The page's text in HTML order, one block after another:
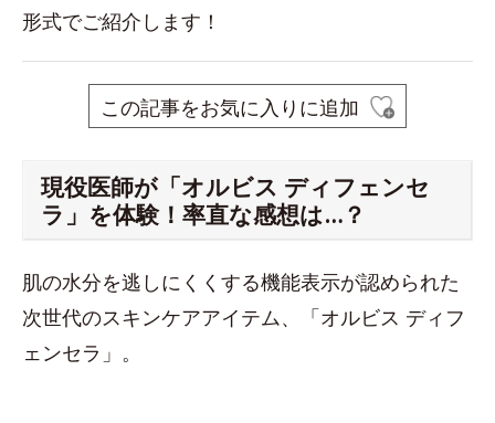
形式でご紹介します！
この記事をお気に入りに追加
現役医師が「オルビス ディフェンセ
ラ」を体験！率直な感想は…？
肌の水分を逃しにくくする機能表示が認められた
次世代のスキンケアアイテム、「オルビス ディフ
ェンセラ」。